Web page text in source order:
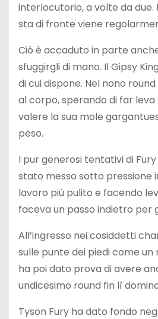
interlocutorio, a volte da
sta di fronte viene
Ciò è accaduto in parte
sfuggirgli di mano. Il Gipsy
di cui dispone. Nel nono
al corpo, sperando di far
valere la sua mole
peso.
I pur generosi tentativi di
stato messo sotto pressione
lavoro più pulito e facendo
faceva un passo indietro per
All’ingresso nei cosiddetti
sulle punte dei piedi come un
ha poi dato prova di avere
undicesimo round fin lì
Tyson Fury ha dato fondo